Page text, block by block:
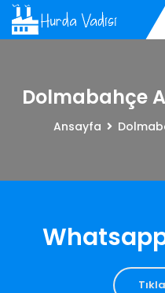
Dolmabahçe
Ansayfa